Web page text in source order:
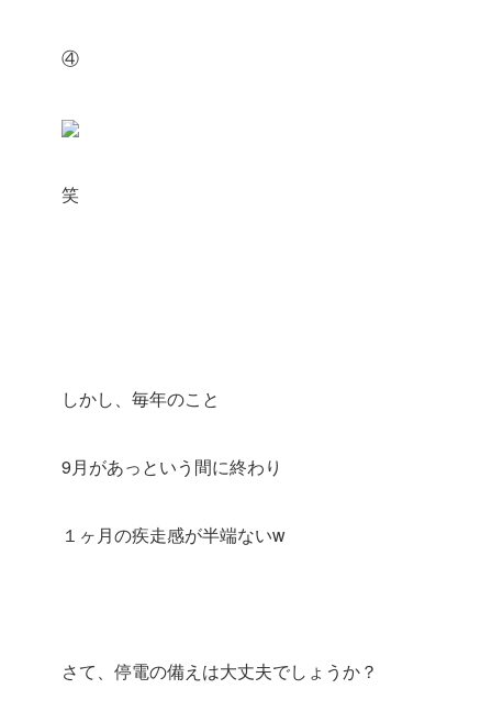
④
笑
しかし、毎年のこと
9月があっという間に終わり
１ヶ月の疾走感が半端ないw
さて、停電の備えは大丈夫でしょうか？